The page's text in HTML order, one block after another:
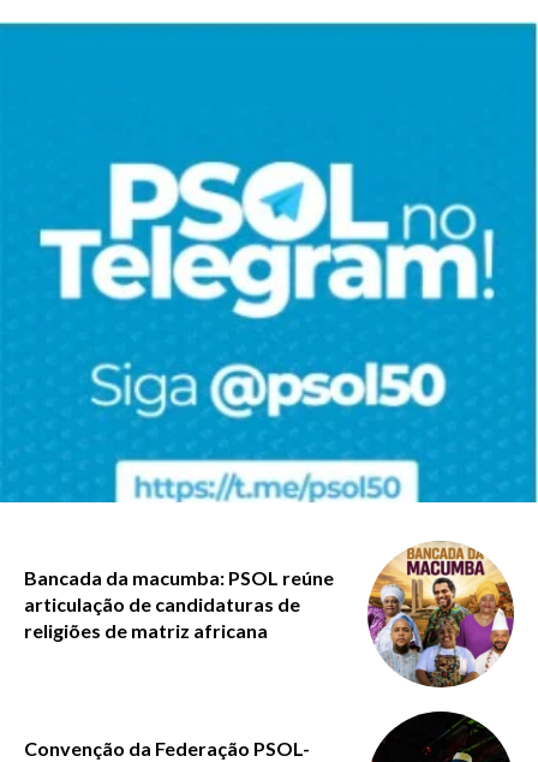
Bancada da macumba: PSOL reúne
articulação de candidaturas de
religiões de matriz africana
Convenção da Federação PSOL-